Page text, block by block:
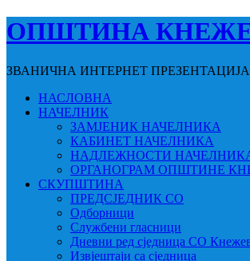
ОПШТИНА
ЗВАНИЧНА ИНТЕРНЕТ ПРЕЗЕНТАЦИЈА
НАСЛОВНА
НАЧЕЛНИК
ЗАМЈЕНИК НАЧЕЛНИКА
КАБИНЕТ НАЧЕЛНИКА
НАДЛЕЖНОСТИ
ОРГАНОГРАМ ОПШТИНЕ
СКУПШТИНА
ПРЕДСЈЕДНИК СО
Одборници
Службени гласници
Дневни ред сједница СО
Извјештаји са сједница